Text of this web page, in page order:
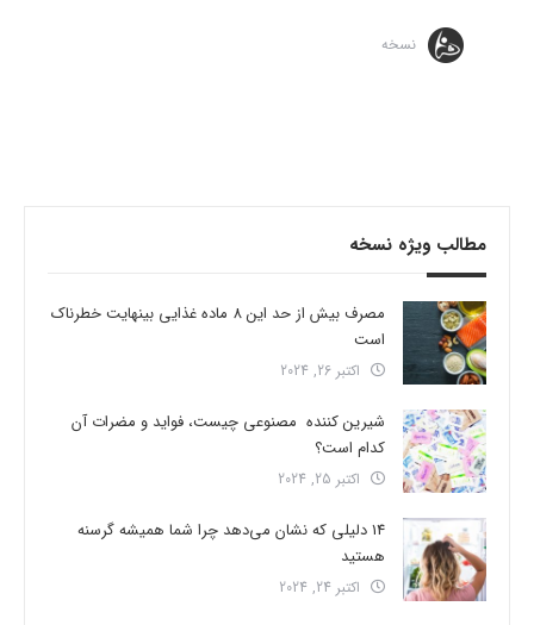
نسخه
مطالب ویژه نسخه
مصرف بیش از حد این 8 ماده غذایی بینهایت خطرناک
است
اکتبر 26, 2024
شیرین کننده مصنوعی چیست، فواید و مضرات آن
کدام است؟
اکتبر 25, 2024
14 دلیلی که نشان می‌دهد چرا شما همیشه گرسنه
هستید
اکتبر 24, 2024